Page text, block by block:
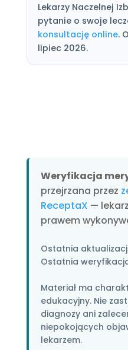
Lekarzy Naczelnej
pytanie o swoje
konsultację online.
lipiec 2026.
Weryfikacja
przejrzana przez
ReceptaX —
prawem
Ostatnia
Ostatnia
Materiał ma
edukacyjny. Nie
diagnozy ani
niepokojących
lekarzem.